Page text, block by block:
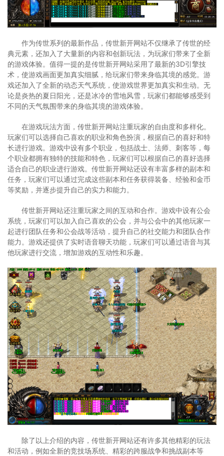
作为传世系列的最新作品，传世新开网站不仅继承了传世的经
典元素，还加入了大量新的内容和创新玩法，为玩家们带来了全新
的游戏体验。值得一提的是传世新开网站采用了最新的3D引擎技
术，使游戏画面更加真实细腻，给玩家们带来身临其境的感觉。游
戏还加入了全新的动态天气系统，使游戏世界更加真实和生动。无
论是炎热的夏日阳光，还是冰冷的雪地风雪，玩家们都能够感受到
不同的天气氛围带来的身临其境的游戏体验。
在游戏玩法方面，传世新开网站注重玩家的自由度和多样化。
玩家们可以选择自己喜欢的职业和角色扮演，根据自己的喜好和特
长进行游戏。游戏中设有多个职业，包括战士、法师、刺客等，每
个职业都拥有独特的技能和特色，玩家们可以根据自己的喜好选择
适合自己的职业进行游戏。传世新开网站还设有丰富多样的副本和
任务，玩家们可以通过完成这些副本和任务获得装备、经验和金币
等奖励，并逐步提升自己的实力和能力。
传世新开网站还注重玩家之间的互动和合作。游戏中设有公会
系统，玩家们可以加入自己喜欢的公会，并与公会中的其他玩家一
起进行团队任务和公会战等活动，提升自己的社交能力和团队合作
能力。游戏还提供了实时语音聊天功能，玩家们可以通过语音与其
他玩家进行交流，增加游戏的互动性和乐趣。
除了以上介绍的内容，传世新开网站还有许多其他精彩的玩法
和活动，例如全新的竞技场系统、精彩的跨服战争和挑战副本等